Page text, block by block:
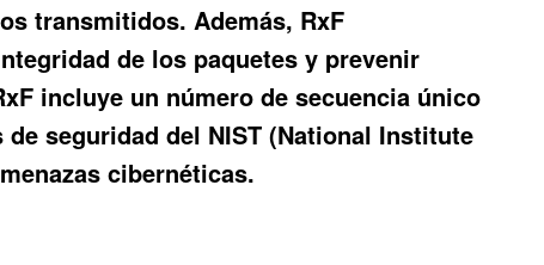
transmitidos. Además, RxF
de los paquetes y prevenir
incluye un número de secuencia único
seguridad del NIST (National Institute
cibernéticas.